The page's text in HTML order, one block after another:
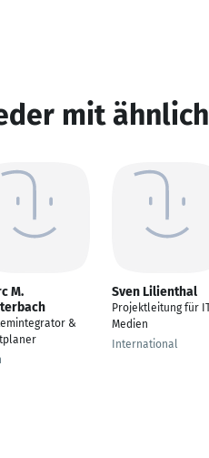
mit
M.
&
Sven Lilienthal
Projektleitung für
Medien
International